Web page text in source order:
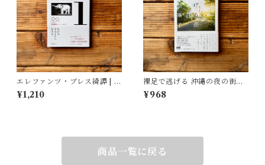
エレファンツ・ブレス綺譚 | 吉
田 篤弘
¥1,210
裸足で逃げる 沖縄の夜の街の
少女たち | 上間 陽子
¥968
商品一覧に戻る